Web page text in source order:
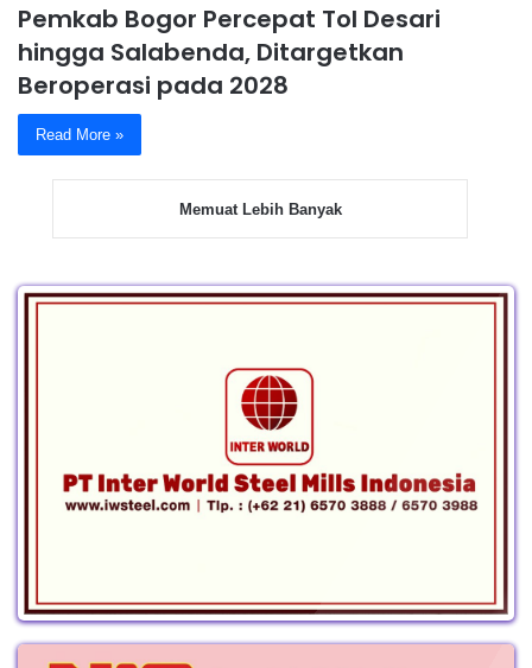
Pemkab Bogor Percepat Tol Desari
hingga Salabenda, Ditargetkan
Beroperasi pada 2028
Read More »
Memuat Lebih Banyak